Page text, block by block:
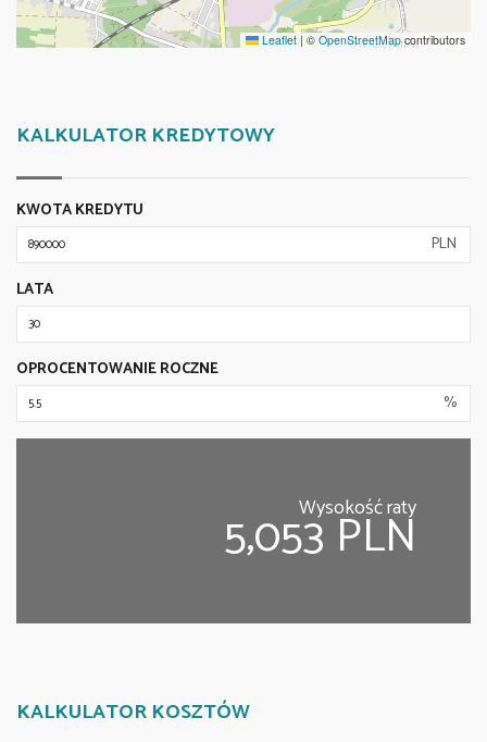
Leaflet |©OpenStreetMapcontributors
KALKULATOR KREDYTOWY
KWOTA KREDYTU
PLN
LATA
OPROCENTOWANIE ROCZNE
%
Wysokość raty
5,053 PLN
KALKULATOR KOSZTÓW